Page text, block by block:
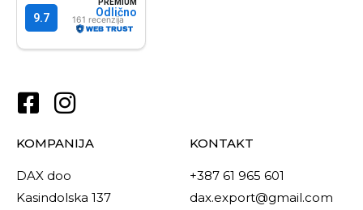
KOMPANIJA
DAX doo
Kasindolska 137
KONTAKT
+387 61 965 601
dax.export@gmail.com